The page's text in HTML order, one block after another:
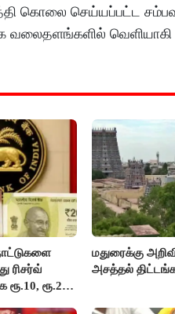
கொலை செய்யப்பட்ட சம்பவம்
வலைதளங்களில் வெளியாகி
ரிசர்வ்
ரூ.10, ரூ.20
மதுரைக்கு
அசத்தல்